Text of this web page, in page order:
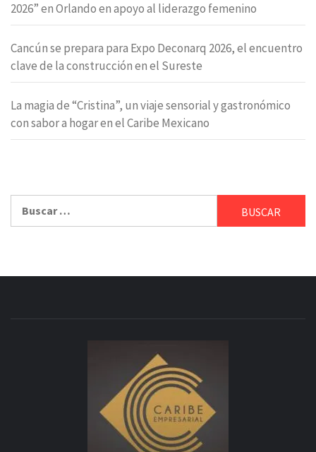
2026” en Orlando en apoyo al liderazgo femenino
Cancún se prepara para Expo Deconarq 2026, el encuentro
clave de la construcción en el Sureste
La magia de “Cristina”, un viaje sensorial y gastronómico
con sabor a hogar en el Caribe Mexicano